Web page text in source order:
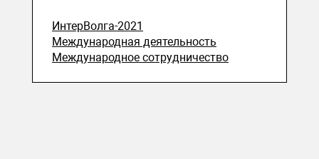
ИнтерВолга-2021
Международная деятельность
Международное сотрудничество